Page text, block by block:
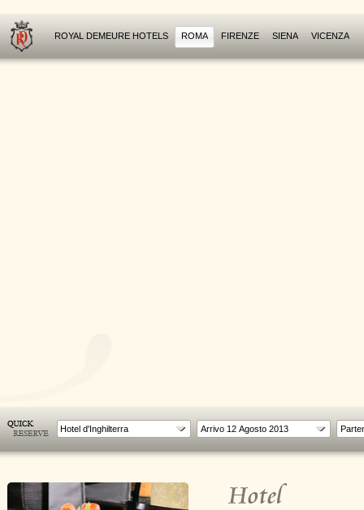
ROYAL DEMEURE HOTELS ROMA FIRENZE SIENA VICENZA
Hotel d'Inghilterra
Hotel